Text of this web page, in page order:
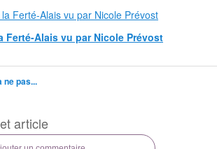
Ferté-Alais vu par Nicole Prévost
ne pas...
article